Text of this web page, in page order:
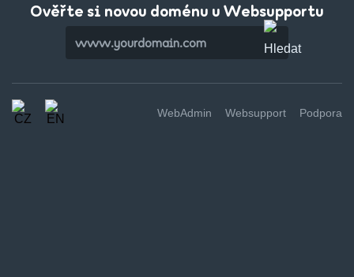
Ověřte si novou doménu u Websupportu
WebAdmin Websupport Podpora